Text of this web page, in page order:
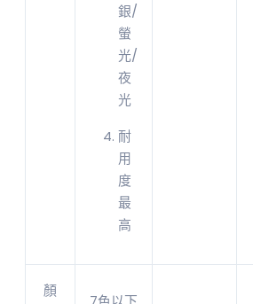
銀/
螢
光/
夜
光
耐
用
度
最
高
顏